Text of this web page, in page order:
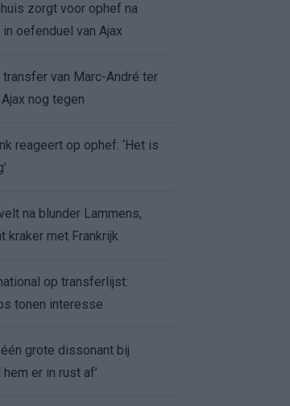
zorgt voor ophef na
oefenduel van Ajax
transfer van Marc-André ter
nog tegen
reageert op ophef: ‘Het is
na blunder Lammens,
kraker met Frankrijk
op transferlijst:
tonen interesse
grote dissonant bij
hem er in rust af’